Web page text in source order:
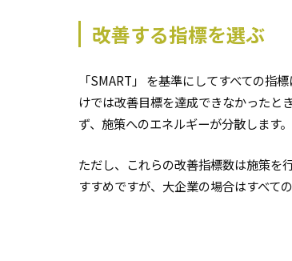
改善する指標を選ぶ
「SMART」 を基準にしてすべての
けでは改善目標を達成できなかったと
ず、施策へのエネルギーが分散します。
ただし、これらの改善指標数は施策を
すすめですが、大企業の場合はすべて